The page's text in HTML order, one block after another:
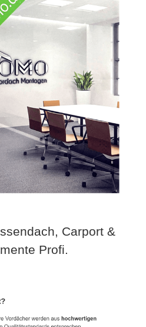
Carport &
Profi.